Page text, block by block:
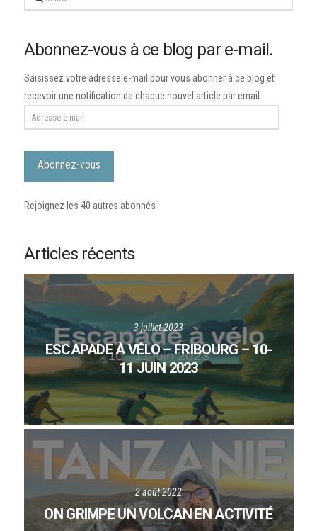
Abonnez-vous à ce blog par e-mail.
Saisissez votre adresse e-mail pour vous abonner à ce blog et
recevoir une notification de chaque nouvel article par email.
Adresse
e-
mail
Abonnez-vous
Rejoignez les 40 autres abonnés
Articles récents
3 juillet 2023
ESCAPADE À VÉLO – FRIBOURG – 10-
11 JUIN 2023
2 août 2022
ON GRIMPE UN VOLCAN EN ACTIVITÉ